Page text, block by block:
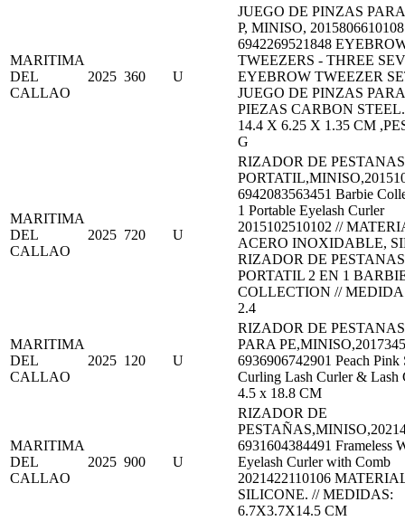
MARITIMA
DEL
CALLAO
2025 360 U
JUEGO DE PINZAS
P, MINISO, 2015806610108
6942269521848
TWEEZERS - THREE
EYEBROW TWEEZER
JUEGO DE PINZAS
PIEZAS CARBON
14.4 X 6.25 X 1.35 CM
G
MARITIMA
DEL
CALLAO
2025 720 U
RIZADOR DE PESTANAS
6942083563451 Barbie
1 Portable Eyelash Curler
2015102510102 //
ACERO INOXIDABLE,
RIZADOR DE PESTANAS
PORTATIL 2 EN 1
COLLECTION //
2.4
MARITIMA
DEL
CALLAO
2025 120 U
RIZADOR DE
PARA
6936906742901 Peach Pink
Curling Lash Curler & Lash
4.5 x 18.8 CM
MARITIMA
DEL
CALLAO
2025 900 U
RIZADOR DE
6931604384491 Frameless
Eyelash Curler with Comb
2021422110106
SILICONE. // MEDIDAS:
6.7X3.7X14.5 CM